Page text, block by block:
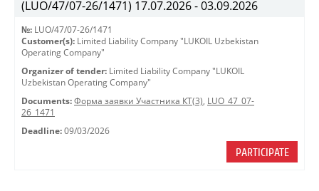
(LUO/47/07-26/1471) 17.07.2026 - 03.09.2026
№: LUO/47/07-26/1471
Customer(s): Limited Liability Company "LUKOIL Uzbekistan
Operating Company"
Organizer of tender: Limited Liability Company "LUKOIL
Uzbekistan Operating Company"
Documents: Форма заявки Участника КТ(3), LUO_47_07-
26_1471
Deadline: 09/03/2026
PARTICIPATE